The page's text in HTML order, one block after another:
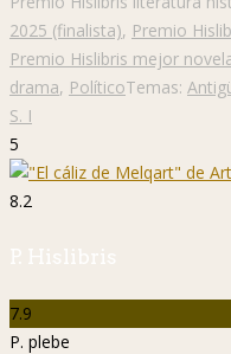
2025 (finalista), Premio
Premio Hislibris mejor
drama, PolíticoTemas:
S. I
5
8.2
P. Hislibris
7.9
P. plebe